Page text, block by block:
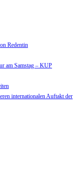
Redentin
am Samstag – KUP
internationalen Auftakt der